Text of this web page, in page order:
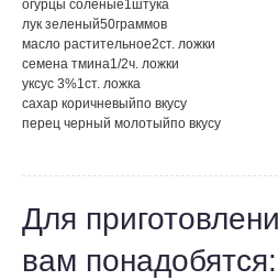
огурцы соленые1штука
лук зеленый50граммов
масло растительное2ст. ложки
семена тмина1/2ч. ложки
уксус 3%1ст. ложка
сахар коричневыйпо вкусу
перец черный молотыйпо вкусу
Для
вам понадобятся: